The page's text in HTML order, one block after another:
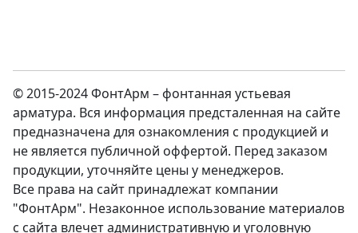
© 2015-2024 ФонтАрм – фонтанная устьевая
арматура. Вся информация предсталенная на сайте
предназначена для ознакомления с продукцией и
не является публичной оффертой. Перед заказом
продукции, уточняйте цены у менеджеров.
Все права на сайт принадлежат компании
"ФонтАрм". Незаконное использование материалов
с сайта влечет административную и уголовную